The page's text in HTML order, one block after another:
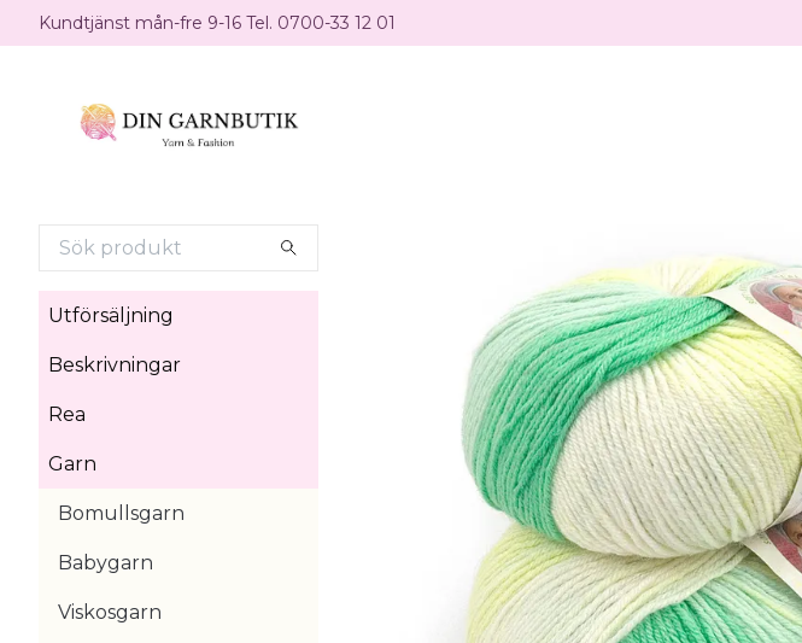
Kundtjänst mån-fre 9-16 Tel. 0700-33 12 01
Utförsäljning
Beskrivningar
Rea
Garn
Bomullsgarn
Babygarn
Viskosgarn